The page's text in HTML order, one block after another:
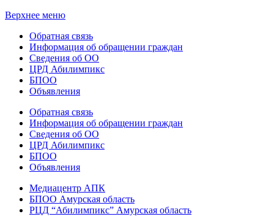
Верхнее меню
Обратная связь
Информация об обращении граждан
Сведения об ОО
ЦРД Абилимпикс
БПОО
Объявления
Обратная связь
Информация об обращении граждан
Сведения об ОО
ЦРД Абилимпикс
БПОО
Объявления
Медиацентр АПК
БПОО Амурская область
РЦД “Абилимпикс” Амурская область